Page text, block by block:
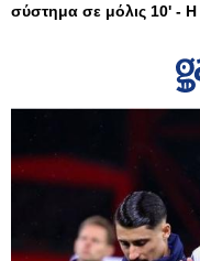
σύστημα σε μόλις 10' - Η